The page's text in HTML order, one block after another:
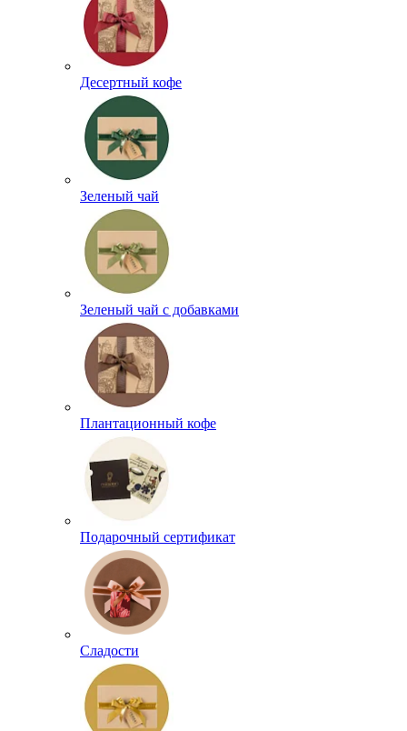
Десертный кофе
Зеленый чай
Зеленый чай с добавками
Плантационный кофе
Подарочный сертификат
Сладости